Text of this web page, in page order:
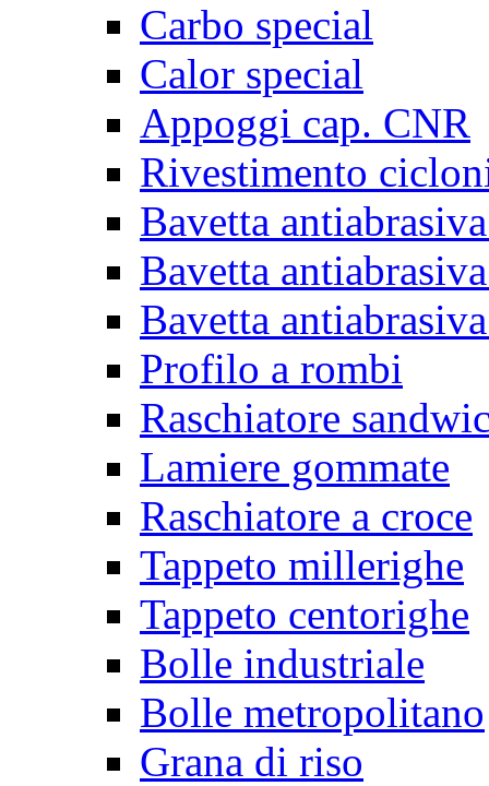
Carbo special
Calor special
Appoggi cap. CNR
Rivestimento
Bavetta
Bavetta
Bavetta
Profilo a rombi
Raschiatore
Lamiere gommate
Raschiatore a croce
Tappeto millerighe
Tappeto centorighe
Bolle industriale
Bolle metropolitano
Grana di riso